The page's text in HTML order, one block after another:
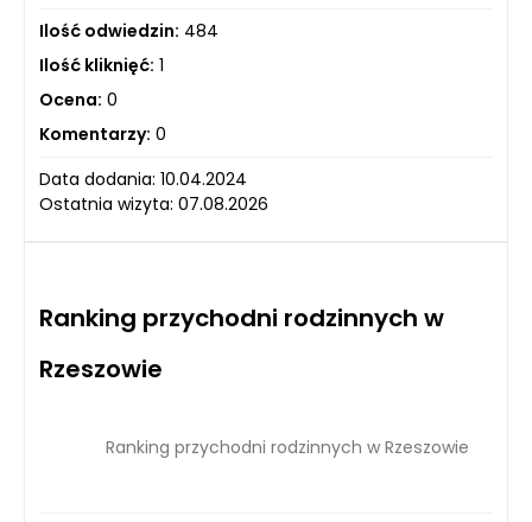
Ilość odwiedzin: 484
Ilość kliknięć: 1
Ocena: 0
Komentarzy: 0
Data dodania: 10.04.2024
Ostatnia wizyta: 07.08.2026
Ranking przychodni rodzinnych w
Rzeszowie
Ranking przychodni rodzinnych w Rzeszowie